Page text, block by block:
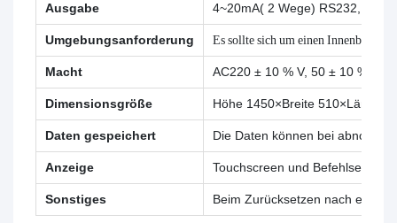
Ausgabe 4~20mA( 2 Wege)
Umgebungsanforderung Es sollte sich um einen
Macht AC220 ± 10 % V, 50 ± 10 % Hz,
Dimensionsgröße Höhe 1450×Breite 510×Länge
Daten gespeichert Die Daten können bei
Anzeige Touchscreen und
Sonstiges Beim Zurücksetzen nach einem